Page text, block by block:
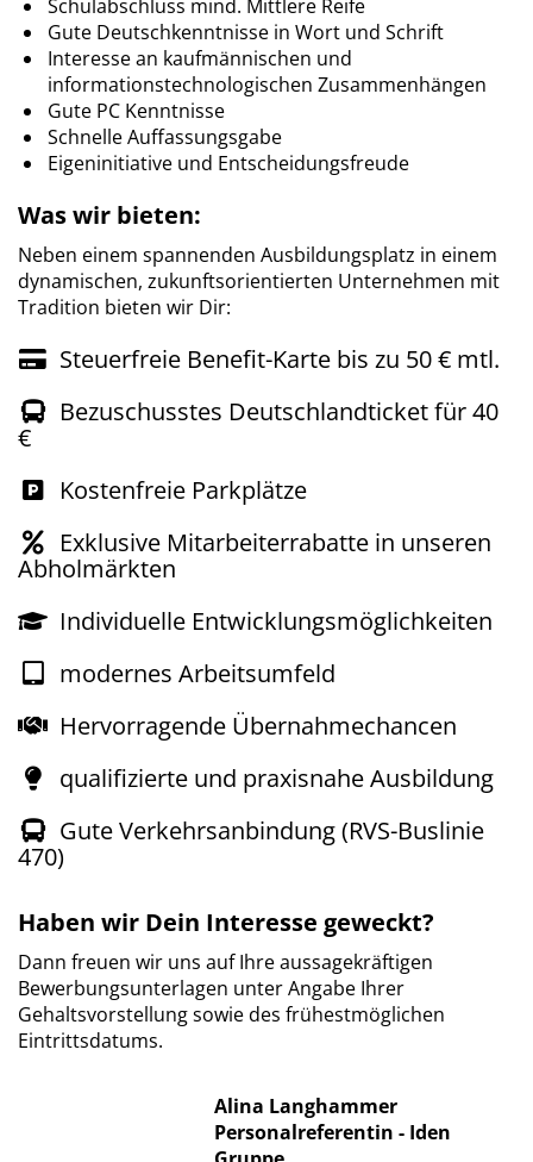
Schulabschluss mind. Mittlere Reife
Gute Deutschkenntnisse in Wort und Schrift
Interesse an kaufmännischen und
informationstechnologischen Zusammenhängen
Gute PC Kenntnisse
Schnelle Auffassungsgabe
Eigeninitiative und Entscheidungsfreude
Was wir bieten:
Neben einem spannenden Ausbildungsplatz in einem
dynamischen, zukunftsorientierten Unternehmen mit
Tradition bieten wir Dir:
Steuerfreie Benefit-Karte bis zu 50 € mtl.
Bezuschusstes Deutschlandticket für 40
€
Kostenfreie Parkplätze
Exklusive Mitarbeiterrabatte in unseren
Abholmärkten
Individuelle Entwicklungsmöglichkeiten
modernes Arbeitsumfeld
Hervorragende Übernahmechancen
qualifizierte und praxisnahe Ausbildung
Gute Verkehrsanbindung (RVS-Buslinie
470)
Haben wir Dein Interesse geweckt?
Dann freuen wir uns auf Ihre aussagekräftigen
Bewerbungsunterlagen unter Angabe Ihrer
Gehaltsvorstellung sowie des frühestmöglichen
Eintrittsdatums.
Alina Langhammer
Personalreferentin - Iden